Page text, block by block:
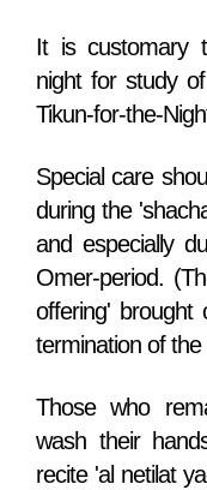
It is customary
night for study
Tikun-for-the-
Special care
during the
and especially
Omer-period.
offering' brought
termination of
Those who
wash their
recite 'al netilat